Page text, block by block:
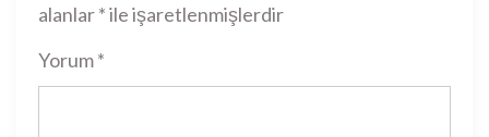
alanlar*ile işaretlenmişlerdir
Yorum*